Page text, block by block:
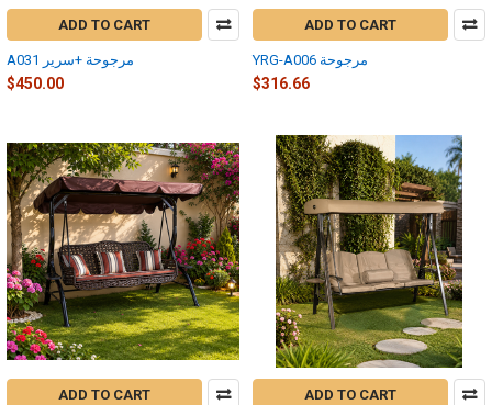
ADD TO CART
A031 مرجوحة +سرير
$450.00
ADD TO CART
YRG-A006 مرجوحة
$316.66
ADD TO CART ADD TO CART